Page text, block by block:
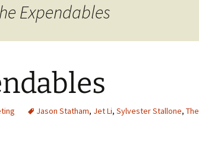
Expendables
Jason Statham, Jet Li, Sylvester Stallone, The